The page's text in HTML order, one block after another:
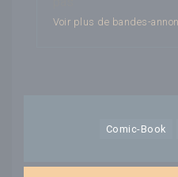
Voir plus de bandes-
Comic-Book